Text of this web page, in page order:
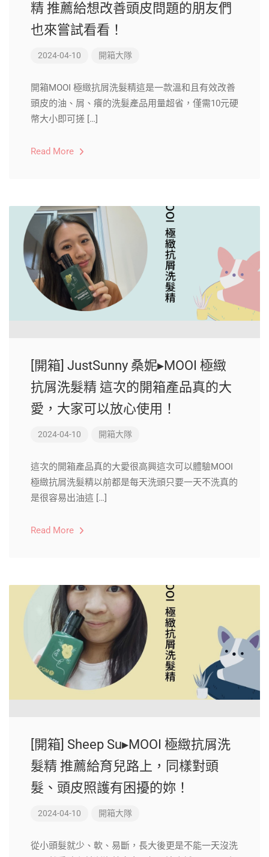
精 推薦給想改善頭皮問題的朋友們
也來嘗試看看！
2024-04-10 開箱大隊
開箱MOOI 極緻抗屑洗髮精這是一款溫和且有效改善
頭皮的油、屑、癢的洗髮產品用量超省，僅需10元硬
幣大小即可搓 […]
Read More
[開箱] JustSunny 桑妮▸MOOI 極緻
抗屑洗髮精 這次的開箱產品真的大
愛，大家可以放心使用！
2024-04-10 開箱大隊
這次的開箱產品真的大愛很高興這次可以體驗MOOI
極緻抗屑洗髮精以前都是每天洗頭只要一天不洗真的
是很容易出油這 […]
Read More
[開箱] Sheep Su▸MOOI 極緻抗屑洗
髮精 推薦給育兒路上，同樣對頭
髮、頭皮照護有困擾的妳！
2024-04-10 開箱大隊
從小頭髮就少、軟、易斷，長大後更是不能一天沒洗